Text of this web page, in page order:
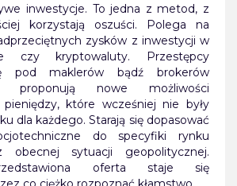
inwestycje. To jedna z metod, z
korzystają oszuści. Polega na
zysków z inwestycji w
czy kryptowaluty. Przestępcy
pod maklerów bądź brokerów
proponują nowe możliwości
pieniędzy, które wcześniej nie były
dla każdego. Starają się dopasować
do specyfiki rynku
obecnej sytuacji geopolitycznej.
oferta staje się